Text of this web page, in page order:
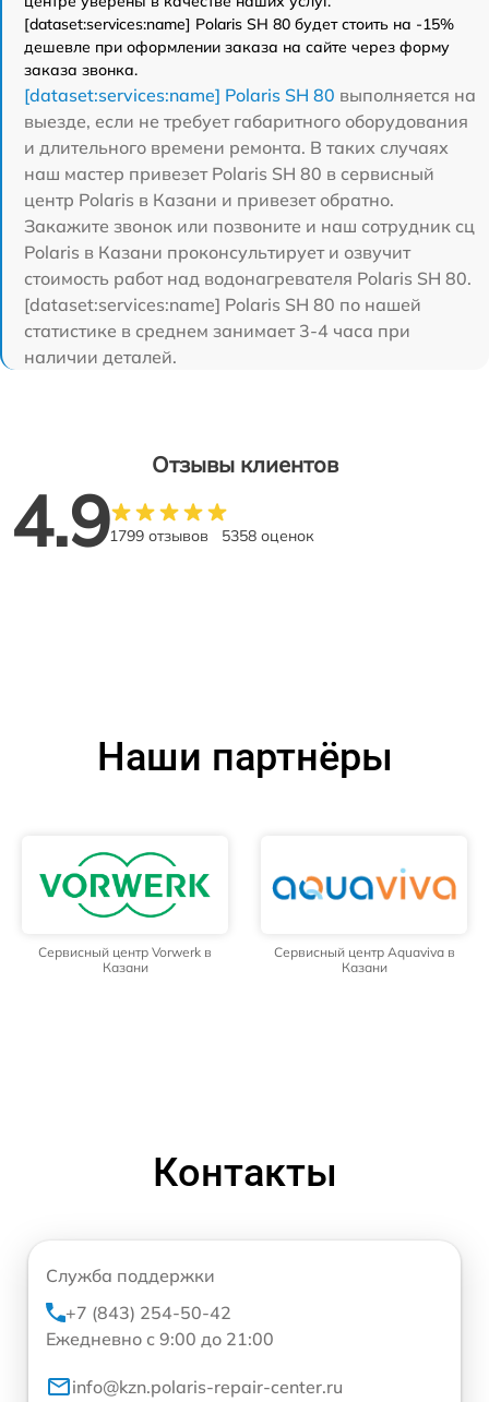
[dataset:services:name] Polaris SH 80 будет стоить на -15%
дешевле при оформлении заказа на сайте через форму
заказа звонка.
[dataset:services:name] Polaris SH 80 выполняется на
выезде, если не требует габаритного оборудования
и длительного времени ремонта. В таких случаях
наш мастер привезет Polaris SH 80 в сервисный
центр Polaris в Казани и привезет обратно.
Закажите звонок или позвоните и наш сотрудник сц
Polaris в Казани проконсультирует и озвучит
стоимость работ над водонагревателя Polaris SH 80.
[dataset:services:name] Polaris SH 80 по нашей
статистике в среднем занимает 3-4 часа при
наличии деталей.
Отзывы клиентов
4.91799 отзывов 5358 оценок
Наши партнёры
Сервисный центр Vorwerk в
Казани
Сервисный центр Aquaviva в
Казани
Контакты
Служба поддержки
+7 (843) 254-50-42
Ежедневно с 9:00 до 21:00
info@kzn.polaris-repair-center.ru